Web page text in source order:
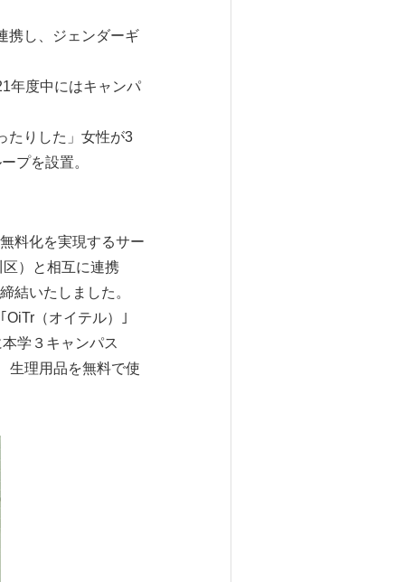
携し、ジェンダーギ
年度中にはキャンパ
たりした」女性が3
プを設置。
料化を実現するサー
）と相互に連携
結いたしました。
（オイテル）｣
学３キャンパス
生理用品を無料で使